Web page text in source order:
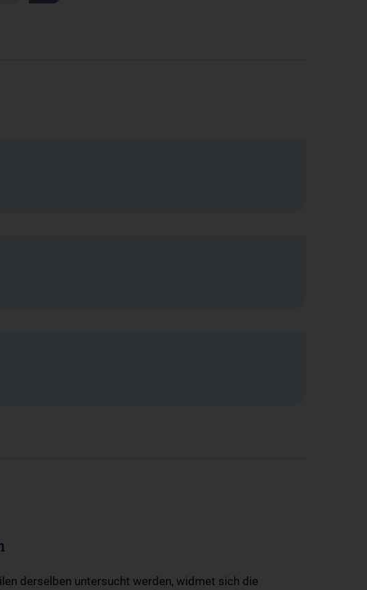
derselben untersucht werden, widmet sich die